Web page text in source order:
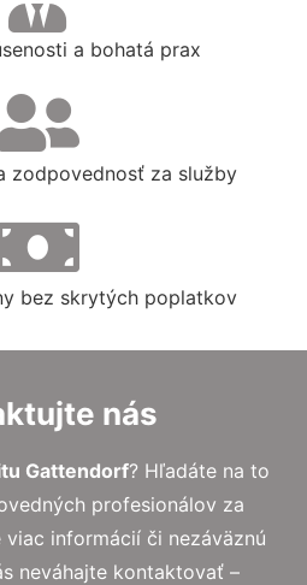
a bohatá prax
zodpovednosť za služby
bez skrytých poplatkov
nás
Gattendorf? Hľadáte na to
profesionálov za
viac informácií či nezáväznú
neváhajte kontaktovať –